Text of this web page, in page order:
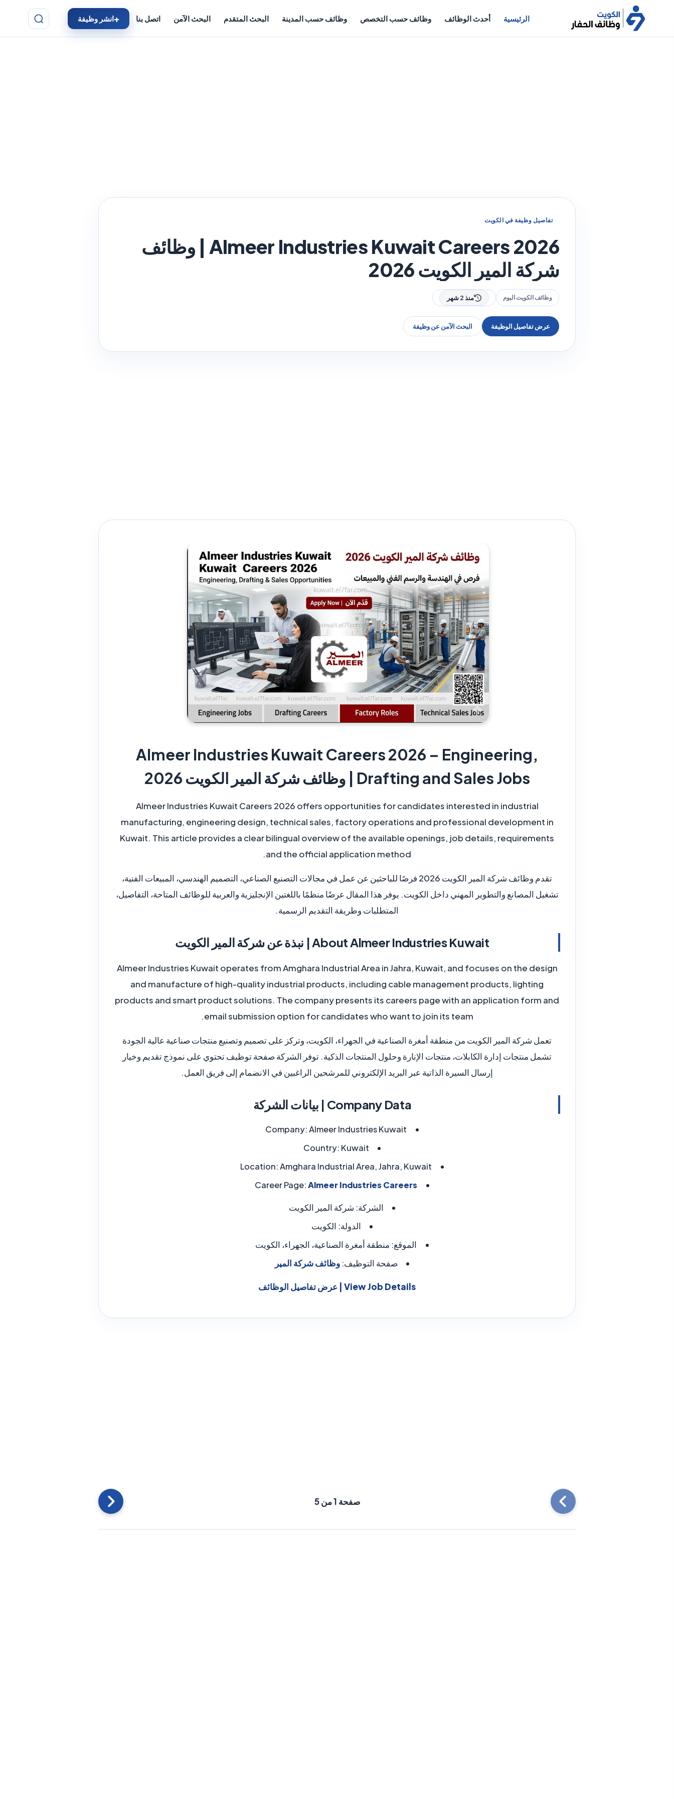
الرئيسية أحدث الوظائف وظائف حسب التخصص وظائف حسب المدينة البحث المتقدم البحث الآمن اتصل بنا انشر وظيفة
تفاصيل وظيفة في الكويت
Almeer Industries Kuwait Careers 2026 | وظائف
شركة المير الكويت 2026
وظائف الكويت اليوم منذ 2 شهر
عرض تفاصيل الوظيفة البحث الآمن عن وظيفة
Almeer Industries Kuwait Careers 2026 – Engineering,
Drafting and Sales Jobs | وظائف شركة المير الكويت 2026
Almeer Industries Kuwait Careers 2026 offers opportunities for candidates interested in industrial
manufacturing, engineering design, technical sales, factory operations and professional development in
Kuwait. This article provides a clear bilingual overview of the available openings, job details, requirements
and the official application method.
تقدم وظائف شركة المير الكويت 2026 فرصًا للباحثين عن عمل في مجالات التصنيع الصناعي، التصميم الهندسي، المبيعات الفنية،
تشغيل المصانع والتطوير المهني داخل الكويت. يوفر هذا المقال عرضًا منظمًا باللغتين الإنجليزية والعربية للوظائف المتاحة، التفاصيل،
المتطلبات وطريقة التقديم الرسمية.
About Almeer Industries Kuwait | نبذة عن شركة المير الكويت
Almeer Industries Kuwait operates from Amghara Industrial Area in Jahra, Kuwait, and focuses on the design
and manufacture of high-quality industrial products, including cable management products, lighting
products and smart product solutions. The company presents its careers page with an application form and
email submission option for candidates who want to join its team.
تعمل شركة المير الكويت من منطقة أمغرة الصناعية في الجهراء، الكويت، وتركز على تصميم وتصنيع منتجات صناعية عالية الجودة
تشمل منتجات إدارة الكابلات، منتجات الإنارة وحلول المنتجات الذكية. توفر الشركة صفحة توظيف تحتوي على نموذج تقديم وخيار
إرسال السيرة الذاتية عبر البريد الإلكتروني للمرشحين الراغبين في الانضمام إلى فريق العمل.
Company Data | بيانات الشركة
Company:Almeer Industries Kuwait
Country: Kuwait
Location:Amghara Industrial Area, Jahra, Kuwait
Career Page: Almeer Industries Careers
الشركة: شركة المير الكويت
الدولة: الكويت
الموقع: منطقة أمغرة الصناعية، الجهراء، الكويت
صفحة التوظيف: وظائف شركة المير
View Job Details | عرض تفاصيل الوظائف
صفحة 1 من 5